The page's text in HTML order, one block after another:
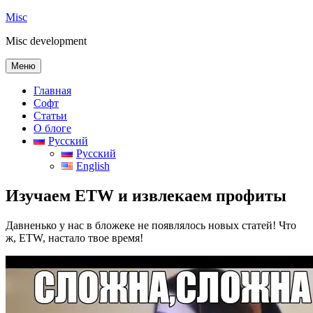
Перейти
содержимому
Misc
Misc development
Меню
Главная
Софт
Статьи
О блоге
Русский
Русский
English
Изучаем ETW и извлекаем профиты
Давненько у нас в бложеке не появлялось новых статей! Что
ж, ETW, настало твое время!